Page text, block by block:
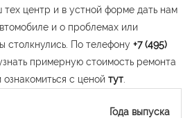
тех центр и в устной форме дать нам
и о проблемах или
столкнулись. По телефону +7 (495)
примерную стоимость ремонта
с ценой тут
Года выпуска